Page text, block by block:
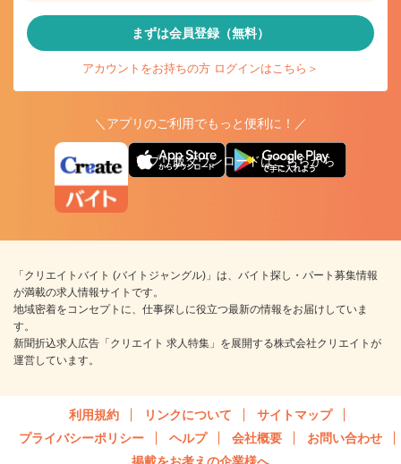
まずは会員登録（無料）
アカウントをお持ちの方 ログインはこちら＞
＼アプリのご利用でもっと便利に！／
アプリ版ダウンロードはこちらから
「クリエイトバイト (バイトジャングル)」は、バイト探し・パート募集情報
が満載の求人情報サイトです。
地域密着をコンセプトに、仕事探しに役立つ最新の情報をお届けしていま
す。
新聞折込求人広告「クリエイト 求人特集」を展開する株式会社クリエイトが
運営しています。
利用規約 リンクについて
サイトマップ
プライバシーポリシー
ヘルプ 会社概要
お問い合わせ